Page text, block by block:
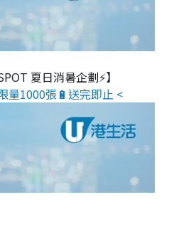
夏日消暑企劃⚡】
量1000張🔋送完即止 <